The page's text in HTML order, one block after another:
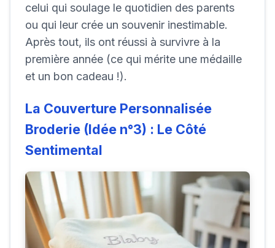
celui qui soulage le quotidien des parents
ou qui leur crée un souvenir inestimable.
Après tout, ils ont réussi à survivre à la
première année (ce qui mérite une médaille
et un bon cadeau !).
La Couverture Personnalisée
Broderie (Idée n°3) : Le Côté
Sentimental